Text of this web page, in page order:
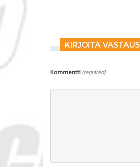
KIRJOITA VASTAUS
Kommentti (required)